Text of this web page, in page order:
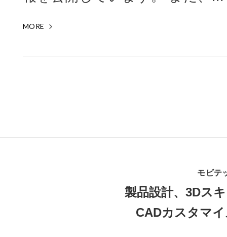
MORE
モビテ
製品設計、3Dス
CADカスタマ